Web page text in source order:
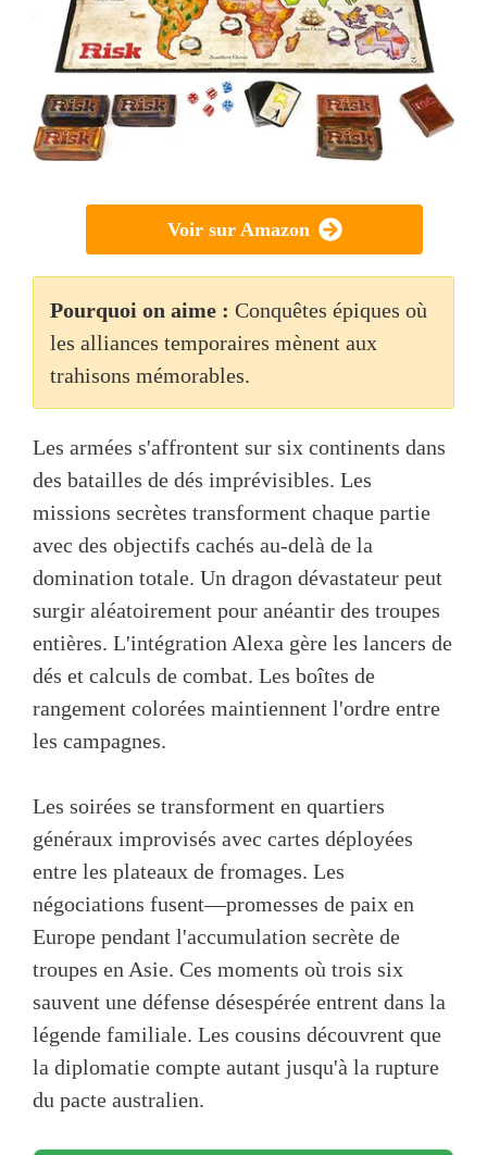
Voir sur Amazon
Pourquoi on aime : Conquêtes épiques où
les alliances temporaires mènent aux
trahisons mémorables.
Les armées s'affrontent sur six continents dans
des batailles de dés imprévisibles. Les
missions secrètes transforment chaque partie
avec des objectifs cachés au-delà de la
domination totale. Un dragon dévastateur peut
surgir aléatoirement pour anéantir des troupes
entières. L'intégration Alexa gère les lancers de
dés et calculs de combat. Les boîtes de
rangement colorées maintiennent l'ordre entre
les campagnes.
Les soirées se transforment en quartiers
généraux improvisés avec cartes déployées
entre les plateaux de fromages. Les
négociations fusent—promesses de paix en
Europe pendant l'accumulation secrète de
troupes en Asie. Ces moments où trois six
sauvent une défense désespérée entrent dans la
légende familiale. Les cousins découvrent que
la diplomatie compte autant jusqu'à la rupture
du pacte australien.